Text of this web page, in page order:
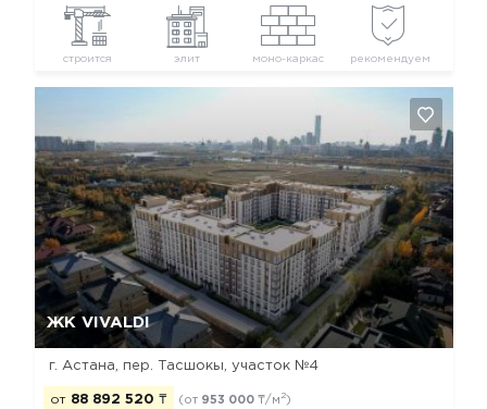
строится элит моно-каркас рекомендуем
ЖК VIVALDI
г. Астана, пер. Тасшокы, участок №4
от 88 892 520 ₸ (от 953 000 ₸/м2)
Да, удалить Отмена